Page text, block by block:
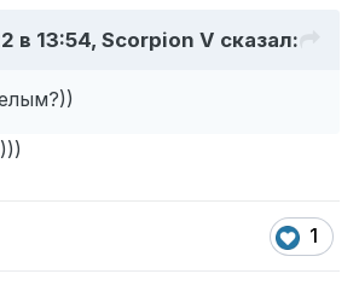
в 13:54, Scorpion V сказал:
1